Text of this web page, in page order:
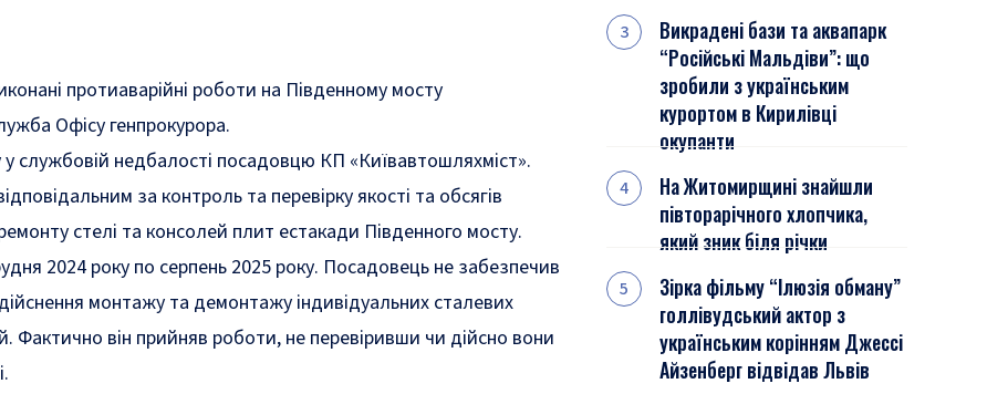
протиаварійні роботи на Південному мосту
Офісу генпрокурора.
службовій недбалості посадовцю КП «Київавтошляхміст».
за контроль та перевірку якості та обсягів
стелі та консолей плит естакади Південного мосту.
2024 року по серпень 2025 року. Посадовець не забезпечив
монтажу та демонтажу індивідуальних сталевих
Фактично він прийняв роботи, не перевіривши чи дійсно вони
Викрадені бази та аквапарк
“Російські Мальдіви”: що
зробили з українським
курортом в Кирилівці
окупанти
На Житомирщині знайшли
півторарічного хлопчика,
який зник біля річки
Зірка фільму “Ілюзія обману”
голлівудський актор з
українським корінням Джессі
Айзенберг відвідав Львів